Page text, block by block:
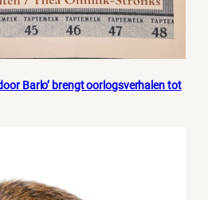
Barlo’ brengt oorlogsverhalen tot